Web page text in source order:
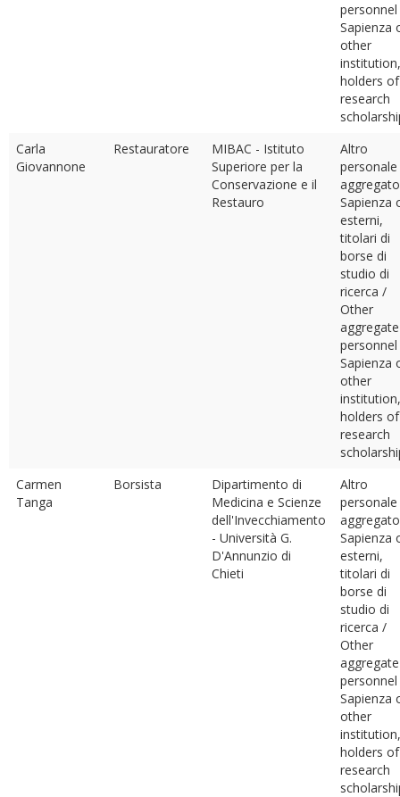
personnel
Sapienza
other
institution,
holders of
research
Carla
Giovannone
Restauratore
MIBAC - Istituto
Superiore per la
Conservazione e il
Restauro
Altro
personale
aggregato
Sapienza
esterni,
titolari di
borse di
studio di
ricerca /
Other
aggregate
personnel
Sapienza
other
institution,
holders of
research
Carmen
Tanga
Borsista
Dipartimento di
Medicina e Scienze
dell'Invecchiamento
- Università G.
D'Annunzio di
Chieti
Altro
personale
aggregato
Sapienza
esterni,
titolari di
borse di
studio di
ricerca /
Other
aggregate
personnel
Sapienza
other
institution,
holders of
research